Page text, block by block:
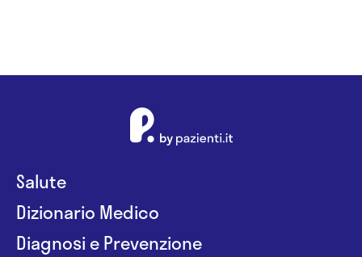
Salute
Dizionario Medico
Diagnosi e Prevenzione